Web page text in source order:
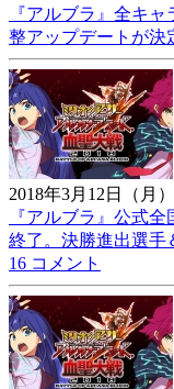
『アルブラ』全キ
整アップデートが決
2018年3月12日（月）
『アルブラ』公式
終了。決勝進出選手
16 コメント